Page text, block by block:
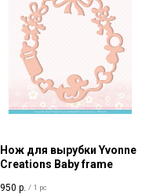
Нож для вырубки Yvonne
Creations Baby frame
950 р. / 1 pc